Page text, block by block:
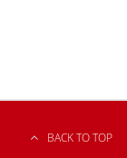
BACK TO TOP